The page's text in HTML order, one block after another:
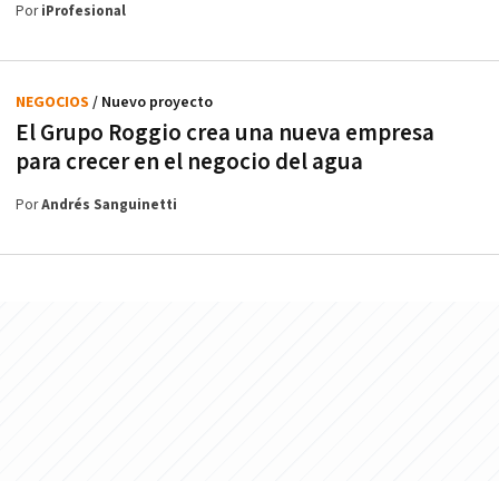
PoriProfesional
El Grupo Roggio crea una nueva empresa
para crecer en el negocio del agua
NEGOCIOS / Nuevo proyecto
PorAndrés Sanguinetti